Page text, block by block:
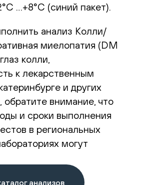
…+8°С (синий пакет).
анализ Колли/
миелопатия (DM
колли,
к лекарственным
и других
обратите внимание, что
и сроки выполнения
в региональных
могут
анализов